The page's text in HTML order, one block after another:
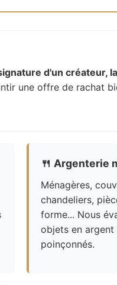
d'un créateur,
une offre de rachat
🍴 Argenterie
Ménagères,
chandeliers,
forme... Nous
objets en argent
poinçonnés.